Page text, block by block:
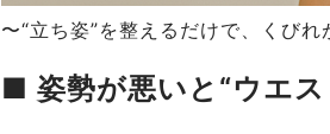
〜“立ち姿”を整えるだけで、くびれ
■ 姿勢が悪いと“ウエ